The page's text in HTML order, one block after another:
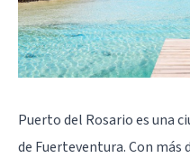
Puerto del Rosario es una
de Fuerteventura. Con más